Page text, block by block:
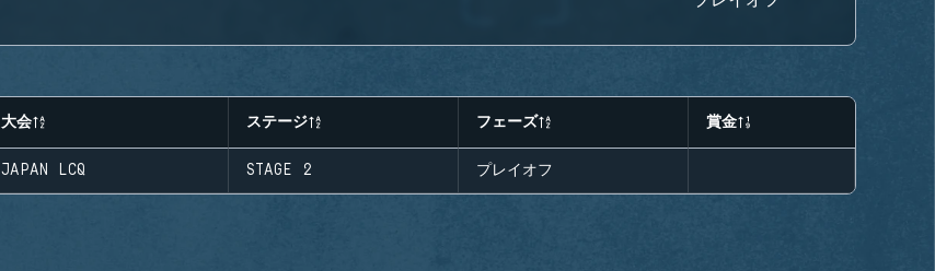
大会 ステージ フェーズ 賞金
JAPAN LCQ STAGE 2 プレイオフ